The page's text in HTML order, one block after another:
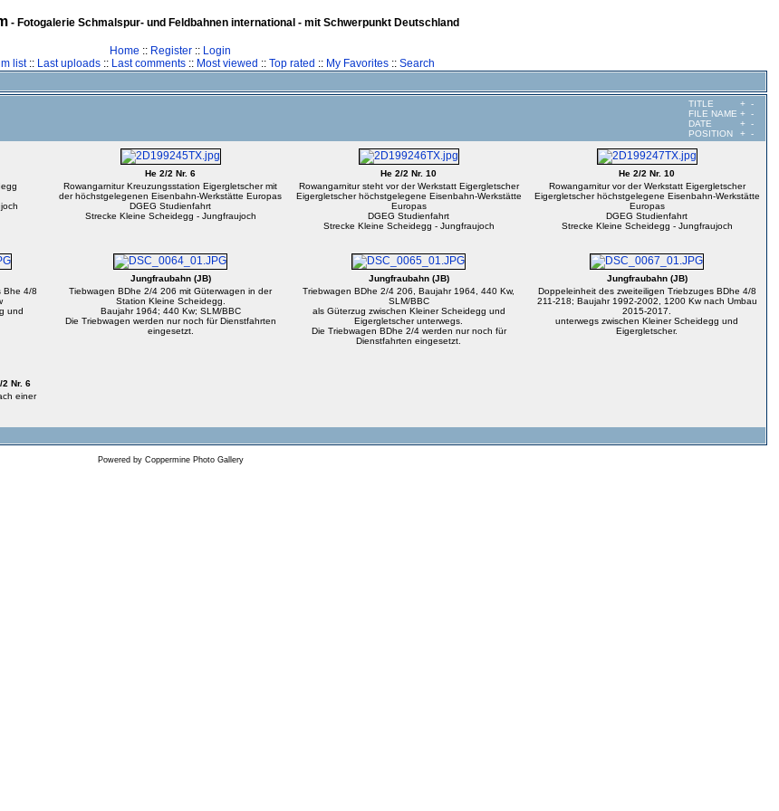
- Fotogalerie Schmalspur- und Feldbahnen international - mit Schwerpunkt Deutschland
Home :: Register :: Login
list:: Last uploads:: Last comments:: Most viewed :: Top rated :: My Favorites:: Search
TITLE + -
FILE NAME + -
DATE
+ -
POSITION
+ -
He 2/2 Nr. 6
Rowangarnitur Kreuzungsstation Eigergletscher mit
der höchstgelegenen Eisenbahn-Werkstätte Europas
DGEG Studienfahrt
Strecke Kleine Scheidegg - Jungfraujoch
He 2/2 Nr. 10
Rowangarnitur steht vor der Werkstatt Eigergletscher
Eigergletscher höchstgelegene Eisenbahn-Werkstätte
Europas
DGEG Studienfahrt
Strecke Kleine Scheidegg - Jungfraujoch
He 2/2 Nr. 10
Rowangarnitur vor der Werkstatt Eigergletscher
Eigergletscher höchstgelegene Eisenbahn-Werkstätte
Europas
DGEG Studienfahrt
Strecke Kleine Scheidegg - Jungfraujoch
Bhe 4/8
und
Jungfraubahn (JB)
Tiebwagen BDhe 2/4 206 mit Güterwagen in der
Station Kleine Scheidegg.
Baujahr 1964; 440 Kw; SLM/BBC
Die Triebwagen werden nur noch für Dienstfahrten
eingesetzt.
Jungfraubahn (JB)
Triebwagen BDhe 2/4 206, Baujahr 1964, 440 Kw,
SLM/BBC
als Güterzug zwischen Kleiner Scheidegg und
Eigergletscher unterwegs.
Die Triebwagen BDhe 2/4 werden nur noch für
Dienstfahrten eingesetzt.
Jungfraubahn (JB)
Doppeleinheit des zweiteiligen Triebzuges BDhe 4/8
211-218; Baujahr 1992-2002, 1200 Kw nach Umbau
2015-2017.
unterwegs zwischen Kleiner Scheidegg und
Eigergletscher.
Nr. 6
einer
Powered by Coppermine Photo Gallery